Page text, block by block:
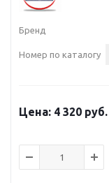
Бренд
Номер по каталогу
4 320 руб.